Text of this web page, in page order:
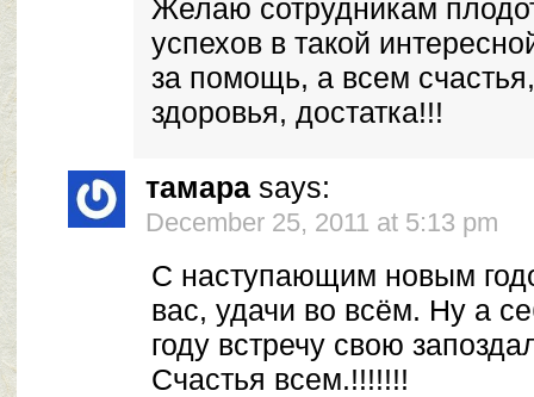
Желаю сотрудникам
успехов в такой
за помощь, а всем
здоровья, достатка!!!
тамара says:
December 25, 2011 at 5:13 pm
С наступающим новым
вас, удачи во всём. Ну а
году встречу свою
Счастья всем.!!!!!!!